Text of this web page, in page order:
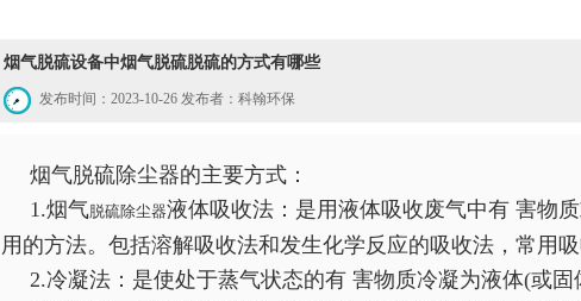
烟气脱硫设备中烟气脱硫脱硫的方式有哪些
发布时间：2023-10-26 发布者：科翰环保
烟气脱硫除尘器的主要方式：
1.烟气脱硫除尘器液体吸收法：是用液体吸收废气中有 害物
用的方法。包括溶解吸收法和发生化学反应的吸收法，常用
2.冷凝法：是使处于蒸气状态的有 害物质冷凝为液体(或